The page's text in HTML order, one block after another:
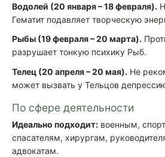
Водолей (20 января – 18 февраля).
Гематит подавляет творческую
Рыбы (19 февраля – 20 марта).
разрушает тонкую психику Рыб.
Телец (20 апреля – 20 мая). Не
может вызвать у Тельцов
По сфере деятельности
Идеально подходит: военным,
спасателям, хирургам,
адвокатам.